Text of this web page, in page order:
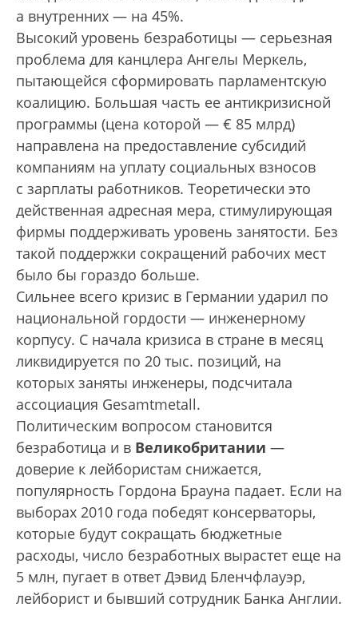
а внутренних — на 45%.
Высокий уровень безработицы — серьезная
проблема для канцлера Ангелы Меркель,
пытающейся сформировать парламентскую
коалицию. Большая часть ее антикризисной
программы (цена которой — € 85 млрд)
направлена на предоставление субсидий
компаниям на уплату социальных взносов
с зарплаты работников. Теоретически это
действенная адресная мера, стимулирующая
фирмы поддерживать уровень занятости. Без
такой поддержки сокращений рабочих мест
было бы гораздо больше.
Сильнее всего кризис в Германии ударил по
национальной гордости — инженерному
корпусу. С начала кризиса в стране в месяц
ликвидируется по 20 тыс. позиций, на
которых заняты инженеры, подсчитала
ассоциация Gesamtmetall.
Политическим вопросом становится
безработица и в Великобритании —
доверие к лейбористам снижается,
популярность Гордона Брауна падает. Если на
выборах 2010 года победят консерваторы,
которые будут сокращать бюджетные
расходы, число безработных вырастет еще на
5 млн, пугает в ответ Дэвид Бленчфлауэр,
лейборист и бывший сотрудник Банка Англии.